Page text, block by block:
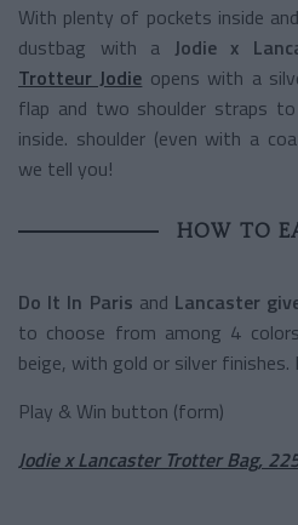
With plenty of pockets inside
dustbag with a Jodie x
Trotteur Jodie opens with a
flap and two shoulder straps
inside. shoulder (even with a
we tell you!
HOW TO
Do It In Paris and Lancaster
to choose from among 4
beige, with gold or silver
Play & Win button (form)
Jodie x Lancaster Trotter Bag,